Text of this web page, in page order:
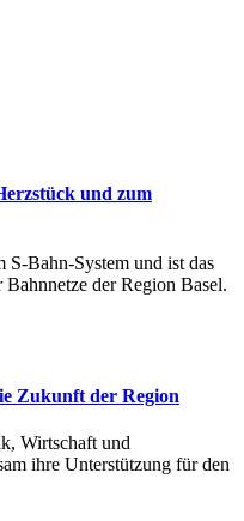
und zum
Bahn-System und ist das
der Region Basel.
Zukunft der Region
Wirtschaft und
ihre Unterstützung für den